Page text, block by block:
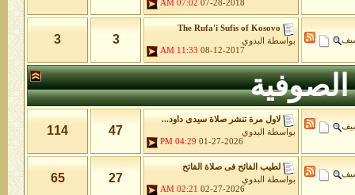
07-28-2018
07:02 AM
The Rufa'i Sufis of Kosovo
بواسطة
البدوي
08-12-2017
11:33 AM
3
3
لاول مرة تنشر صلاة سيدى داود...
بواسطة
البدوي
01-27-2026
04:29 PM
47
114
لطيب الفائح فى صلاة الفاتح
بواسطة
البدوي
02-27-2026
02:21 AM
27
65